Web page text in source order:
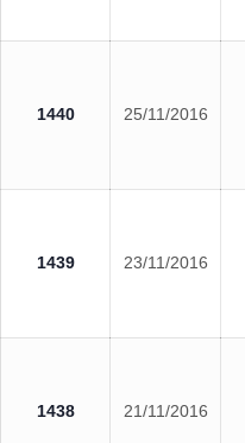
1440 25/11/2016
1439 23/11/2016
1438 21/11/2016